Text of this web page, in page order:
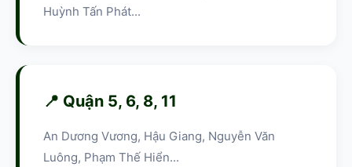
Huỳnh Tấn Phát...
📍 Quận 5, 6, 8, 11
An Dương Vương, Hậu Giang, Nguyễn Văn
Luông, Phạm Thế Hiển...